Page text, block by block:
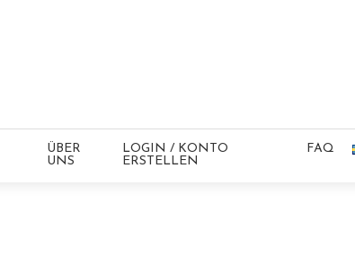
ÜBER
UNS
LOGIN / KONTO
ERSTELLEN
FAQ